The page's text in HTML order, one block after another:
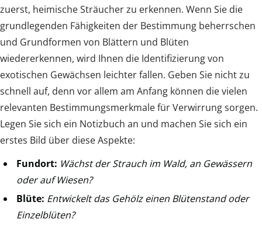
zuerst, heimische Sträucher zu erkennen. Wenn Sie die
grundlegenden Fähigkeiten der Bestimmung beherrschen
und Grundformen von Blättern und Blüten
wiedererkennen, wird Ihnen die Identifizierung von
exotischen Gewächsen leichter fallen. Geben Sie nicht zu
schnell auf, denn vor allem am Anfang können die vielen
relevanten Bestimmungsmerkmale für Verwirrung sorgen.
Legen Sie sich ein Notizbuch an und machen Sie sich ein
erstes Bild über diese Aspekte:
Fundort: Wächst der Strauch im Wald, an Gewässern
oder auf Wiesen?
Blüte: Entwickelt das Gehölz einen Blütenstand oder
Einzelblüten?